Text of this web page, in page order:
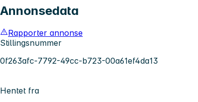
Annonsedata
Rapporter annonse
Stillingsnummer
0f263afc-7792-49cc-b723-00a61ef4da13
Hentet fra